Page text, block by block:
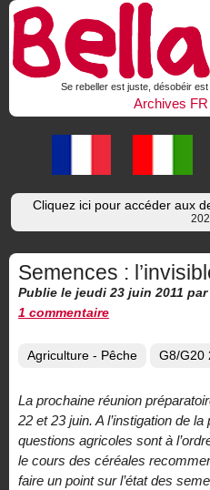
Se rebeller est juste, désobéir
Archives
Cliquez ici pour accéder aux
Semences :
Publie le jeudi 23 juin 2011 par
1 commentaire
Agriculture - Pêche G8/G20
La prochaine réunion
22 et 23 juin. A l’instigation de
questions agricoles sont à
le cours des céréales
faire un point sur l’état des